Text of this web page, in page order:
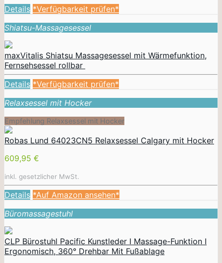
Details *Verfügbarkeit prüfen*
Shiatsu-Massagesessel
maxVitalis Shiatsu Massagesessel mit Wärmefunktion,
Fernsehsessel rollbar
Details *Verfügbarkeit prüfen*
Relaxsessel mit Hocker
Empfehlung Relaxsessel mit Hocker
Robas Lund 64023CN5 Relaxsessel Calgary mit Hocker
609,95 €
inkl. gesetzlicher MwSt.
Details *Auf Amazon ansehen*
Büromassagestuhl
CLP Bürostuhl Pacific Kunstleder I Massage-Funktion I
Ergonomisch, 360° Drehbar Mit Fußablage